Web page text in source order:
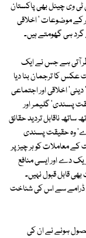
ٹی وی چینل بھی پاکستان
کے موضوعات ' اخلاقی
ہی گھومتے ہیں۔
آتی ہے جس نے ایک
عکس کا ترجمان بنا دیا
اخلاقی اور اجتماعی
پسندی' گلیمر اور
ناقابل تردید حقائق
دے' وہ حقیقت پسندی
معاملات کو ہر چیز پر
دے اور ایسی منافع
قابل قبول نہیں۔
ڈرامے سے اس کی شناخت
ہونے نے ان کی